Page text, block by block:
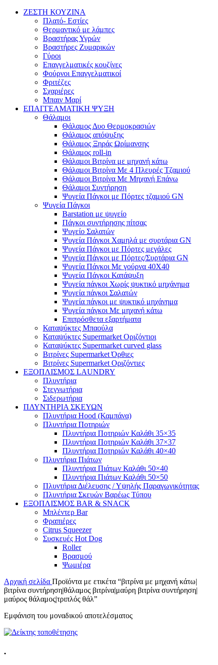
ΖΕΣΤΗ ΚΟΥΖΙΝΑ
Πλατό- Εστίες
Θερμαντικό με λάμπες
Βραστήρας Υγρών
Βραστήρες Ζυμαρικών
Γύροι
Επαγγελματικές κουζίνες
Φούρνοι Επαγγελματικοί
Φριτέζες
Σχαριέρες
Μπαιν Μαρί
ΕΠΑΓΓΕΛΜΑΤΙΚΗ ΨΥΞΗ
Θάλαμοι
Θάλαμος Δυο Θερμοκρασιών
Θάλαμος απόψυξης
Θάλαμος Ξηράς Ωρίμανσης
Θάλαμος roll-in
Θάλαμοι Βιτρίνα με μηχανή κάτω
Θάλαμοι Βιτρίνα Με 4 Πλευρές Τζαμιού
Θάλαμοι Βιτρίνα Με Μηχανή Επάνω
Θάλαμοι Συντήρηση
Ψυγεία Πάγκοι με Πόρτες τζαμιού GN
Ψυγεία Πάγκοι
Barstation με ψυγείο
Πάγκοι συντήρησης πίτσας
Ψυγείο Σαλατών
Ψυγεία Πάγκοι Χαμηλά με συρτάρια GN
Ψυγεία Πάγκοι με Πόρτες μεγάλες
Ψυγεία Πάγκοι με Πόρτες/Συρτάρια GN
Ψυγεία Πάγκοι Με γούρνα 40Χ40
Ψυγεία Πάγκοι Κατάψυξη
Ψυγεία πάγκοι Χωρίς ψυκτικό μηχάνημα
Ψυγεία πάγκοι Σαλατών
Ψυγεία πάγκοι με ψυκτικό μηχάνημα
Ψυγεία πάγκοι Με μηχανή κάτω
Επιπρόσθετα εξαρτήματα
Καταψύκτες Μπαούλα
Καταψύκτες Supermarket Οριζόντιοι
Καταψύκτες Supermarket curved glass
Βιτρίνες Supermarket Όρθιες
Βιτρίνες Supermarket Οριζόντιες
ΕΞΟΠΛΙΣΜΟΣ LAUNDRY
Πλυντήρια
Στεγνωτήρια
Σιδερωτήρια
ΠΛΥΝΤΗΡΙΑ ΣΚΕΥΩΝ
Πλυντήρια Hood (Καμπάνα)
Πλυντήρια Ποτηριών
Πλυντήρια Ποτηριών Καλάθι 35×35
Πλυντήρια Ποτηριών Καλάθι 37×37
Πλυντήρια Ποτηριών Καλάθι 40×40
Πλυντήρια Πιάτων
Πλυντήρια Πιάτων Καλάθι 50×40
Πλυντήρια Πιάτων Καλάθι 50×50
Πλυντήρια Διέλευσης / Υψηλής Παραγωγικότητας
Πλυντήρια Σκευών Βαρέως Τύπου
ΕΞΟΠΛΙΣΜΟΣ BAR & SNACK
Μπλέντερ Bar
Φραπιέρες
Citrus Squeezer
Συσκευές Hot Dog
Roller
Βρασμού
Ψωμιέρα
Αρχική σελίδα Προϊόντα με ετικέτα “βιτρίνα με μηχανή κάτω|
βιτρίνα συντήρηση|θάλαμος βιτρίνα|μαύρη βιτρίνα συντήρηση|
μαύρος θάλαμος|τριπλός θάλ”
Εμφάνιση του μοναδικού αποτελέσματος
.